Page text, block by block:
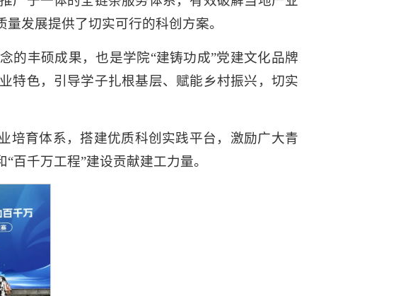
发展提供了切实可行的科创方案。
的丰硕成果，也是学院“建铸功成”党建文化品牌
特色，引导学子扎根基层、赋能乡村振兴，切实
培育体系，搭建优质科创实践平台，激励广大青
百千万工程”建设贡献建工力量。